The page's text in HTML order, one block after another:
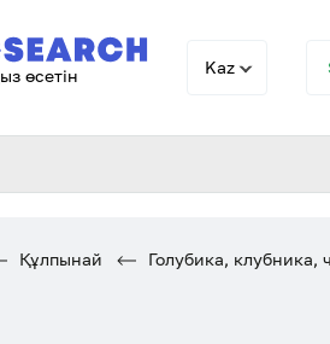
өсетін
Kaz
Құлпынай Голубика, клубника,